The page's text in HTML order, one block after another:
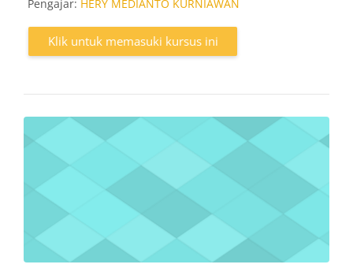
Pengajar: HERY MEDIANTO KURNIAWAN
Klik untuk memasuki kursus ini